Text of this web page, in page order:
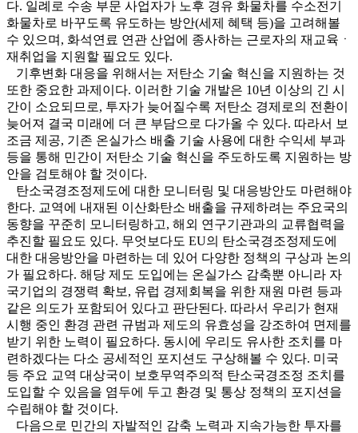
다. 일례로 수송 부문 사업자가 노후 경유 화물차를 수소전기
화물차로 바꾸도록 유도하는 방안(세제 혜택 등)을 고려해볼
수 있으며, 화석연료 연관 산업에 종사하는 근로자의 재교육ㆍ
재취업을 지원할 필요도 있다.
기후변화 대응을 위해서는 저탄소 기술 혁신을 지원하는 것
또한 중요한 과제이다. 이러한 기술 개발은 10년 이상의 긴 시
간이 소요되므로, 투자가 늦어질수록 저탄소 경제로의 전환이
늦어져 결국 미래에 더 큰 부담으로 다가올 수 있다. 따라서 보
조금 제공, 기존 온실가스 배출 기술 사용에 대한 수익세 부과
등을 통해 민간이 저탄소 기술 혁신을 주도하도록 지원하는 방
안을 검토해야 할 것이다.
탄소국경조정제도에 대한 모니터링 및 대응방안도 마련해야
한다. 교역에 내재된 이산화탄소 배출을 규제하려는 주요국의
동향을 꾸준히 모니터링하고, 해외 연구기관과의 교류협력을
추진할 필요도 있다. 무엇보다도 EU의 탄소국경조정제도에
대한 대응방안을 마련하는 데 있어 다양한 정책의 구상과 논의
가 필요하다. 해당 제도 도입에는 온실가스 감축뿐 아니라 자
국기업의 경쟁력 확보, 유럽 경제회복을 위한 재원 마련 등과
같은 의도가 포함되어 있다고 판단된다. 따라서 우리가 현재
시행 중인 환경 관련 규범과 제도의 유효성을 강조하여 면제를
받기 위한 노력이 필요하다. 동시에 우리도 유사한 조치를 마
련하겠다는 다소 공세적인 포지션도 구상해볼 수 있다. 미국
등 주요 교역 대상국이 보호무역주의적 탄소국경조정 조치를
도입할 수 있음을 염두에 두고 환경 및 통상 정책의 포지션을
수립해야 할 것이다.
다음으로 민간의 자발적인 감축 노력과 지속가능한 투자를